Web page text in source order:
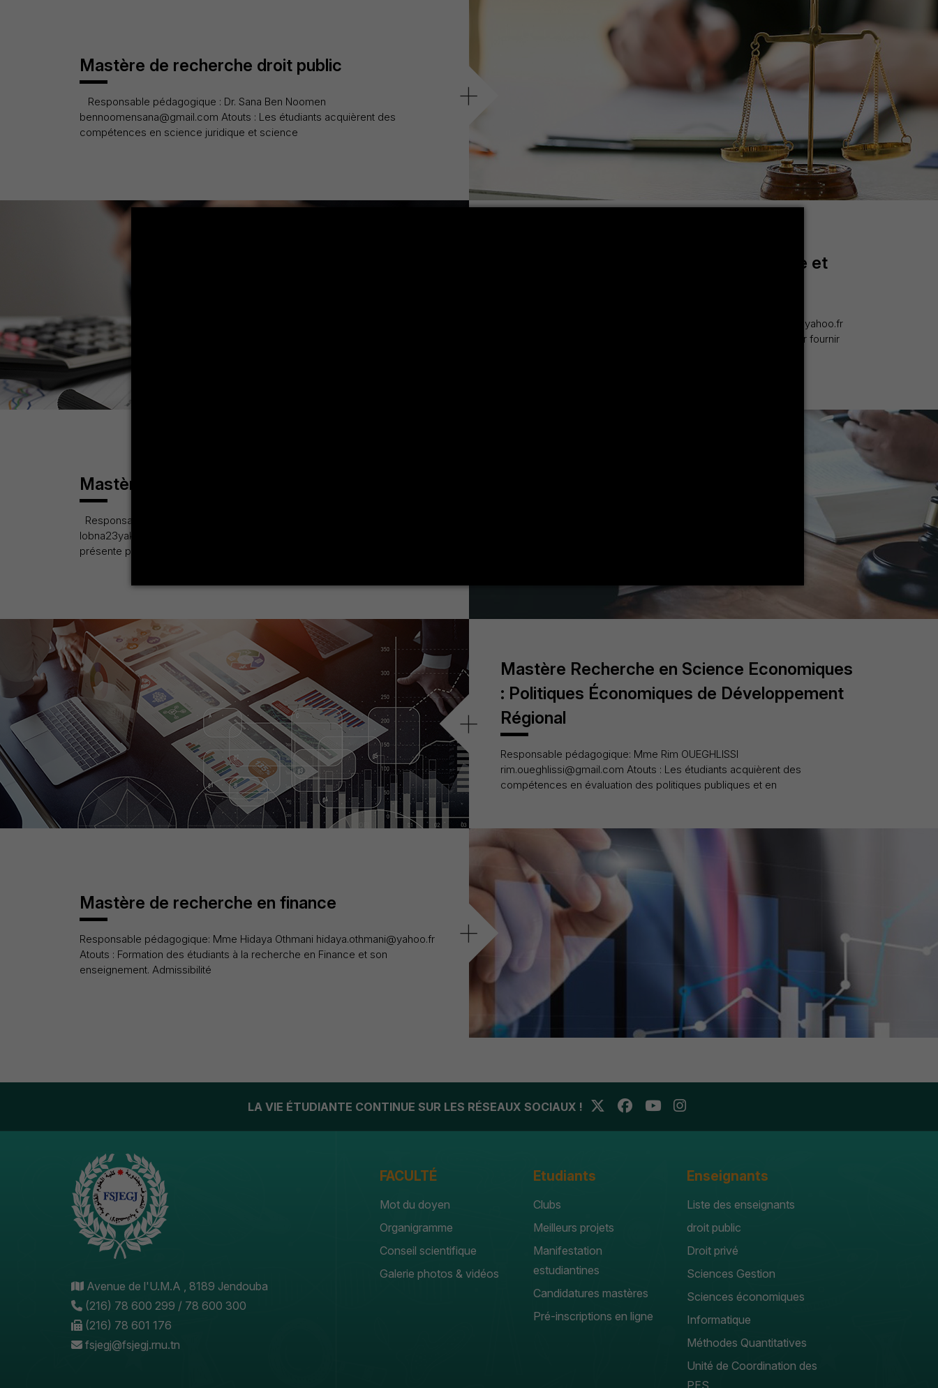
Mastère de recherche droit public
Responsable pédagogique : Dr. Sana Ben Noomen
bennoomensana@gmail.com Atouts : Les étudiants acquièrent des
compétences en science juridique et science
+
Mastère recherche en monnaie, finance et
Responsable pédagogique: Pr. Abdessattar ATI atiabdessatar@yahoo.fr
Atouts : le Master en Monnaie, Finance et Banque est conçu pour fournir
Mastère de recherche droit privé
Responsable pédagogique: Mme Lobna Yakoubi
lobna23yakoubi@gmail.com Atouts : Le master de recherche en droit privé
présente plusieurs atouts qui en
Mastère Recherche en Science Economiques
: Politiques Économiques de Développement
Régional
Responsable pédagogique: Mme Rim OUEGHLISSI
rim.oueghlissi@gmail.com Atouts : Les étudiants acquièrent des
compétences en évaluation des politiques publiques et en
+
Mastère de recherche en finance
Responsable pédagogique: Mme Hidaya Othmani hidaya.othmani@yahoo.fr
Atouts : Formation des étudiants à la recherche en Finance et son
enseignement. Admissibilité
+
LA VIE ÉTUDIANTE CONTINUE SUR LES RÉSEAUX SOCIAUX !
Avenue de l'U.M.A , 8189 Jendouba
(216) 78 600 299 / 78 600 300
(216) 78 601 176
fsjegj@fsjegj.rnu.tn
FACULTÉ
Mot du doyen
Organigramme
Conseil scientifique
Galerie photos & vidéos
Etudiants
Clubs
Meilleurs projets
Manifestation
estudiantines
Candidatures mastères
Pré-inscriptions en ligne
Enseignants
Liste des enseignants
droit public
Droit privé
Sciences Gestion
Sciences économiques
Informatique
Méthodes Quantitatives
Unité de Coordination des
PES